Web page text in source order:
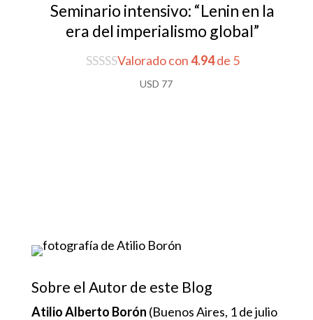
Seminario intensivo: “Lenin en la
era del imperialismo global”
Valorado con4.94de 5
USD 77
Sobre el Autor de este Blog
Atilio Alberto Borón (Buenos Aires, 1 de julio